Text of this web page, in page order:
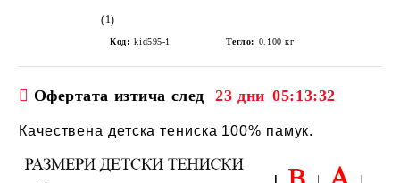
(1)
Код: kid595-1 Тегло: 0.100 кг
Офертата изтича след 23 дни 05:13:32
Качествена детска тениска 100% памук.